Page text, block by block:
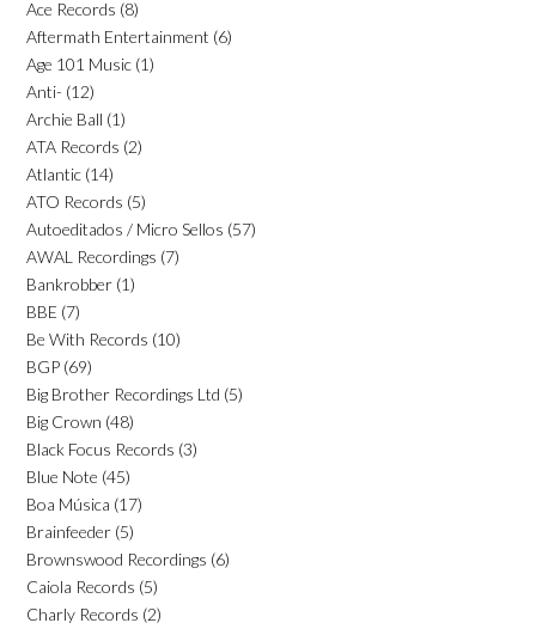
Ace Records (8)
Aftermath Entertainment (6)
Age 101 Music (1)
Anti- (12)
Archie Ball (1)
ATA Records (2)
Atlantic (14)
ATO Records (5)
Autoeditados / Micro Sellos (57)
AWAL Recordings (7)
Bankrobber (1)
BBE (7)
Be With Records (10)
BGP (69)
Big Brother Recordings Ltd (5)
Big Crown (48)
Black Focus Records (3)
Blue Note (45)
Boa Música (17)
Brainfeeder (5)
Brownswood Recordings (6)
Caiola Records (5)
Charly Records (2)